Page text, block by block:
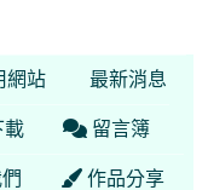
學年度 大勇國小608
網站 最新消息
載 留言簿
作品分享